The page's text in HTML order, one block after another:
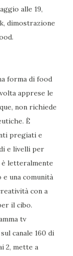
alle 19,
dimostrazione
forma di food
apprese le
non richiede
È
pregiati e
e livelli per
letteralmente
e una comunità
con a
il cibo.
tv
canale 160 di
2, mette a